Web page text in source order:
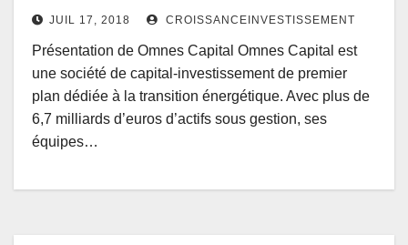
JUIL 17, 2018 CROISSANCEINVESTISSEMENT
Présentation de Omnes Capital Omnes Capital est
une société de capital-investissement de premier
plan dédiée à la transition énergétique. Avec plus de
6,7 milliards d’euros d’actifs sous gestion, ses
équipes…